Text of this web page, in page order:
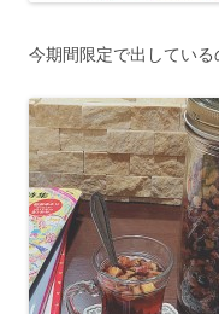
今期間限定で出してい